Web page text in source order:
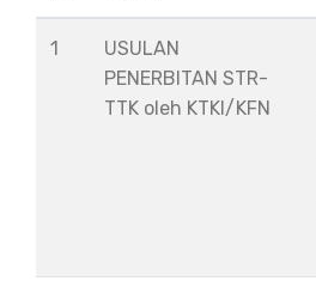
1
USULAN
PENERBITAN STR-
TTK oleh KTKI/KFN